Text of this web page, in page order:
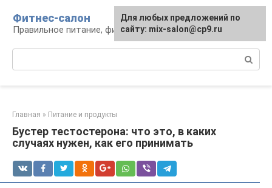
контенту
Фитнес-салон
Правильное питание, фитнес, образ жизни
Главная » Питание и продукты
Бустер тестостерона: что это, в каких
случаях нужен, как его принимать
Для любых предложений по
сайту: mix-salon@cp9.ru